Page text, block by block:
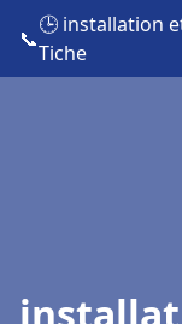
📞
🕒 installation
Tiche